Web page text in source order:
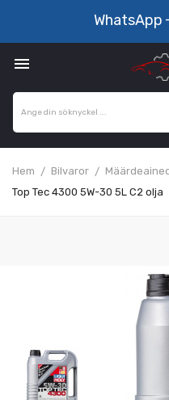
WhatsApp

Hem Bilvaror
Top Tec 4300 5W-30 5L C2 olja